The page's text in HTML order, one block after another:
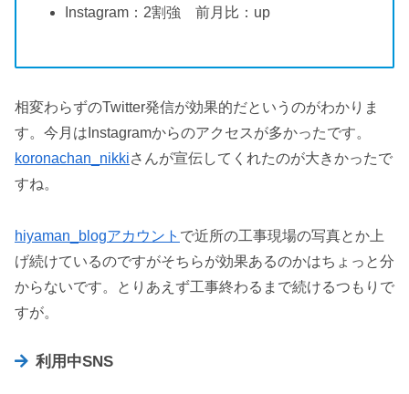
Instagram：2割強 前月比：up
相変わらずのTwitter発信が効果的だというのがわかりま
す。今月はInstagramからのアクセスが多かったです。
koronachan_nikkiさんが宣伝してくれたのが大きかったで
すね。
hiyaman_blogアカウント で近所の工事現場の写真とか上
げ続けているのですがそちらが効果あるのかはちょっと分
からないです。とりあえず工事終わるまで続けるつもりで
すが。
利用中SNS